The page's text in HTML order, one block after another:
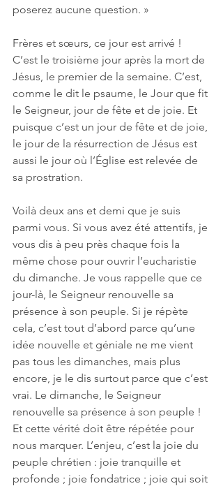
poserez aucune question. »
Frères et sœurs, ce jour est arrivé !
C’est le troisième jour après la mort de
Jésus, le premier de la semaine. C’est,
comme le dit le psaume, le Jour que fit
le Seigneur, jour de fête et de joie. Et
puisque c’est un jour de fête et de joie,
le jour de la résurrection de Jésus est
aussi le jour où l’Église est relevée de
sa prostration.
Voilà deux ans et demi que je suis
parmi vous. Si vous avez été attentifs, je
vous dis à peu près chaque fois la
même chose pour ouvrir l’eucharistie
du dimanche. Je vous rappelle que ce
jour-là, le Seigneur renouvelle sa
présence à son peuple. Si je répète
cela, c’est tout d’abord parce qu’une
idée nouvelle et géniale ne me vient
pas tous les dimanches, mais plus
encore, je le dis surtout parce que c’est
vrai. Le dimanche, le Seigneur
renouvelle sa présence à son peuple !
Et cette vérité doit être répétée pour
nous marquer. L’enjeu, c’est la joie du
peuple chrétien : joie tranquille et
profonde ; joie fondatrice ; joie qui soit